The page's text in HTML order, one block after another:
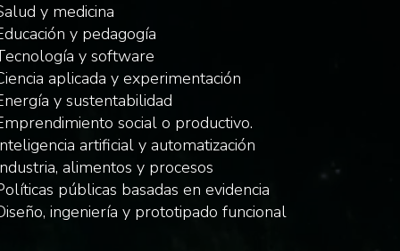
NACIONAL
Y
y medicina
y pedagogía
y software
aplicada y experimentación
y sustentabilidad
social o productivo.
artificial y automatización
alimentos y procesos
públicas basadas en evidencia
ingeniería y prototipado funcional